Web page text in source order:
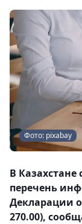
Фото: pixabay
В Казахстане
перечень
Декларации
270.00),